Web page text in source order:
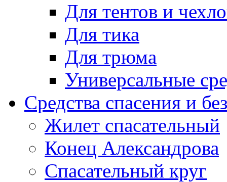
Для тентов и
Для тика
Для трюма
Универсальные
Средства спасения и
Жилет спасательный
Конец Александрова
Спасательный круг